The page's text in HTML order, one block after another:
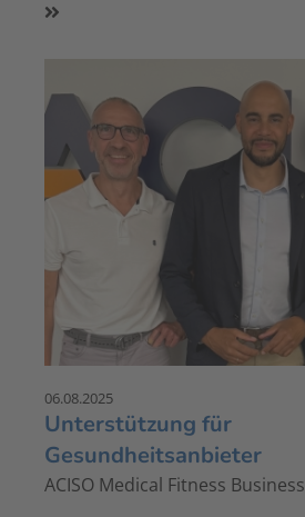
06.08.2025
Unterstützung für
Gesundheitsanbieter
ACISO Medical Fitness Business